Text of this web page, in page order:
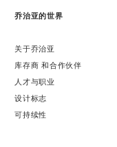
乔治亚的世界
关于乔治亚
​库存商 和合作伙伴
​人才与职业
​设计标志
可持续性